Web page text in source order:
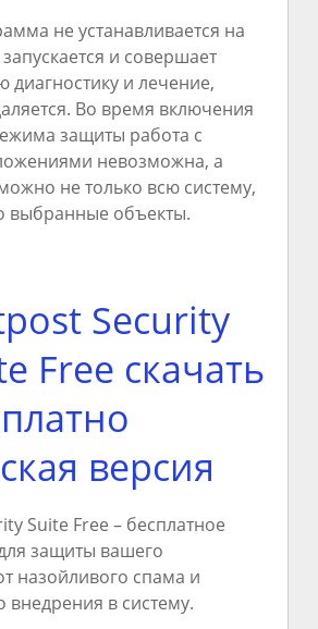
не устанавливается на
и совершает
диагностику и лечение,
Во время включения
защиты работа с
невозможна, а
не только всю систему,
выбранные объекты.
Security
Free скачать
версия
Suite Free – бесплатное
защиты вашего
назойливого спама и
внедрения в систему.